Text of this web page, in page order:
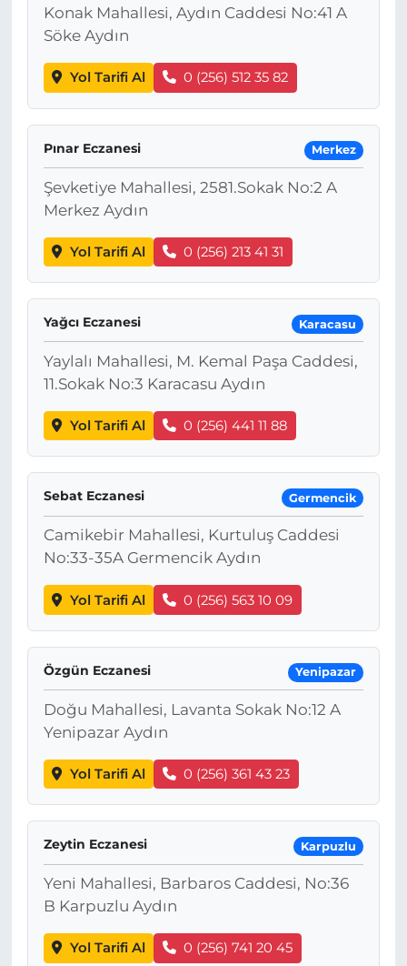
Konak Mahallesi, Aydın Caddesi No:41 A
Söke Aydın
Yol Tarifi Al 0 (256) 512 35 82
Pınar Eczanesi Merkez
Şevketiye Mahallesi, 2581.Sokak No:2 A
Merkez Aydın
Yol Tarifi Al 0 (256) 213 41 31
Yağcı Eczanesi Karacasu
Yaylalı Mahallesi, M. Kemal Paşa Caddesi,
11.Sokak No:3 Karacasu Aydın
Yol Tarifi Al 0 (256) 441 11 88
Sebat Eczanesi Germencik
Camikebir Mahallesi, Kurtuluş Caddesi
No:33-35A Germencik Aydın
Yol Tarifi Al 0 (256) 563 10 09
Özgün Eczanesi Yenipazar
Doğu Mahallesi, Lavanta Sokak No:12 A
Yenipazar Aydın
Yol Tarifi Al 0 (256) 361 43 23
Zeytin Eczanesi Karpuzlu
Yeni Mahallesi, Barbaros Caddesi, No:36
B Karpuzlu Aydın
Yol Tarifi Al 0 (256) 741 20 45